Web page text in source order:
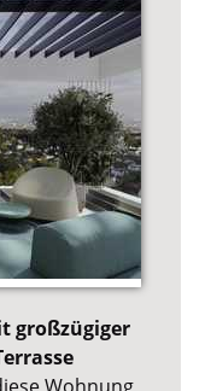
großzügiger